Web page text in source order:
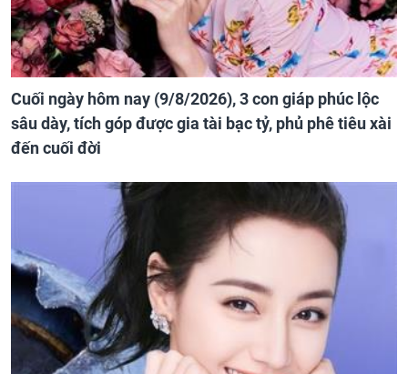
Cuối ngày hôm nay (9/8/2026), 3 con giáp phúc lộc
sâu dày, tích góp được gia tài bạc tỷ, phủ phê tiêu xài
đến cuối đời